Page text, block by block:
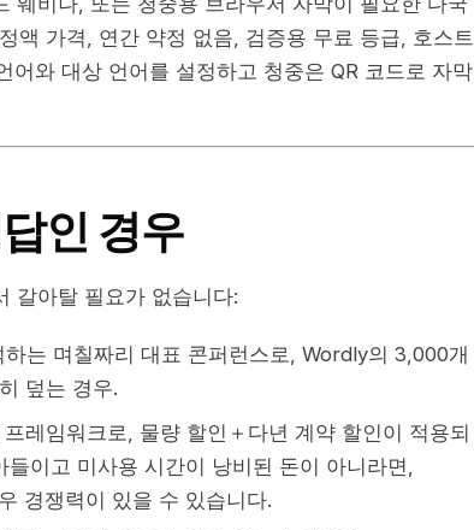
액 가격, 연간 약정 없음, 검증용 무료 등급, 호스트
어와 대상 언어를 설정하고 청중은 QR 코드로 자막
인 경우
갈아탈 필요가 없습니다:
는 며칠짜리 대표 콘퍼런스로, Wordly의 3,000개
덮는 경우.
레임워크로, 물량 할인＋다년 계약 할인이 적용되
이고 미사용 시간이 낭비된 돈이 아니라면,
경쟁력이 있을 수 있습니다.